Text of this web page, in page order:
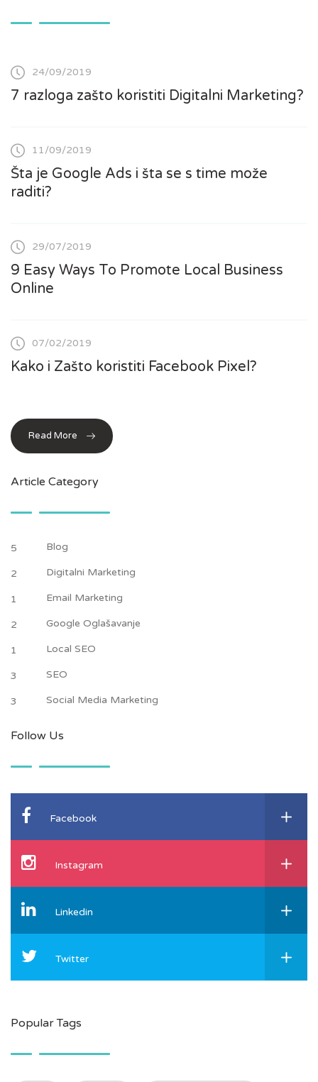
24/09/2019
7 razloga zašto koristiti Digitalni Marketing?
11/09/2019
Šta je Google Ads i šta se s time može
raditi?
29/07/2019
9 Easy Ways To Promote Local Business
Online
07/02/2019
Kako i Zašto koristiti Facebook Pixel?
Read More
Article Category
5 Blog
2 Digitalni Marketing
1 Email Marketing
2 Google Oglašavanje
1 Local SEO
3 SEO
3 Social Media Marketing
Follow Us
Facebook
Instagram
Linkedin
Twitter
Popular Tags